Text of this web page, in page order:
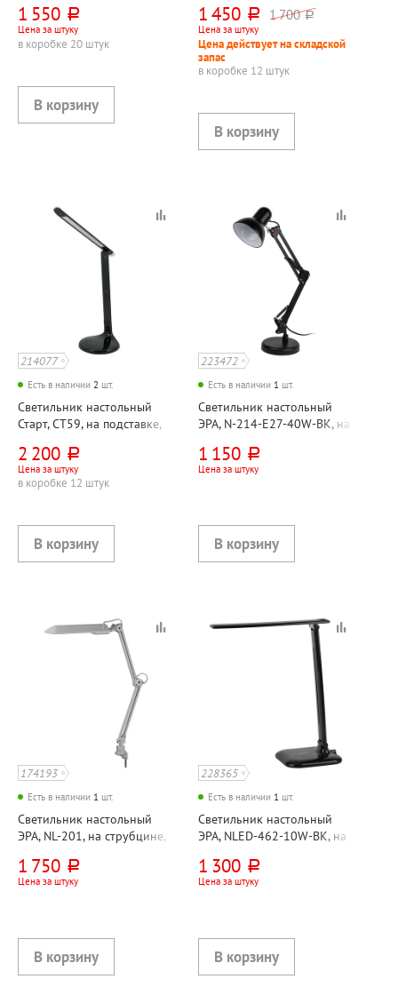
светодиодный, сенсорный,
пластик
1 550 руб.
Цена за штуку
в коробке 20 штук
светодиодный, сенсорный,
пластик
1 450 руб. 1 700 руб.
Цена за штуку
Цена действует на складской
запас
в коробке 12 штук
214077
Есть в наличии 2 шт.
Светильник настольный
Старт, СТ59, на подставке,
светодиодный, сенсорный,
220В
2 200 руб.
Цена за штуку
в коробке 12 штук
223472
Есть в наличии 1 шт.
Светильник настольный
ЭРА, N-214-E27-40W-BK, на
E27, кнопочный
1 150 руб.
Цена за штуку
174193
Есть в наличии 1 шт.
Светильник настольный
ЭРА, NL-201, на струбцине,
кнопочный,
металл+пластик, лампа в
1 750 руб.
Цена за штуку
228365
Есть в наличии 1 шт.
Светильник настольный
ЭРА, NLED-462-10W-BK, на
светодиодный, сенсорный
1 300 руб.
Цена за штуку